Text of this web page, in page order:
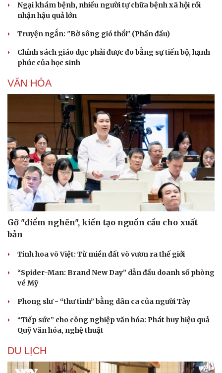
Sức khỏe
Cây thuốc
Làm đẹp - giảm cân
Phòng mạch online
Ăn sạch sống khỏe
Đời sống
Ngại khám bệnh, nhiều người tự chữa bệnh xã hội rồi
nhận hậu quả lớn
Truyện ngắn: "Bờ sông gió thổi" (Phần đầu)
Chính sách giáo dục phải được đo bằng sự tiến bộ, hạnh
phúc của học sinh
VĂN HÓA
Gỡ "điểm nghẽn", kiến tạo nguồn cầu cho xuất
bản
Tinh hoa võ Việt: Từ miền đất võ vươn ra thế giới
“Spider-Man: Brand New Day” dẫn đầu doanh số phòng
vé Mỹ
Phong slư - “thư tình” bằng dân ca của người Tày
“Tiếp sức” cho công nghiệp văn hóa: Phát huy hiệu quả
Quỹ Văn hóa, nghệ thuật
DU LỊCH